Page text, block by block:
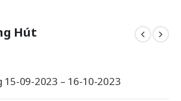
Hút
15-09-2023 – 16-10-2023